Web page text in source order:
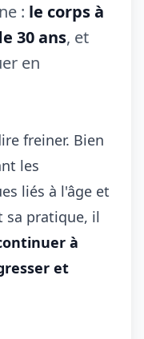
: le corps à
30 ans, et
en
freiner. Bien
les
liés à l'âge et
pratique, il
à
et